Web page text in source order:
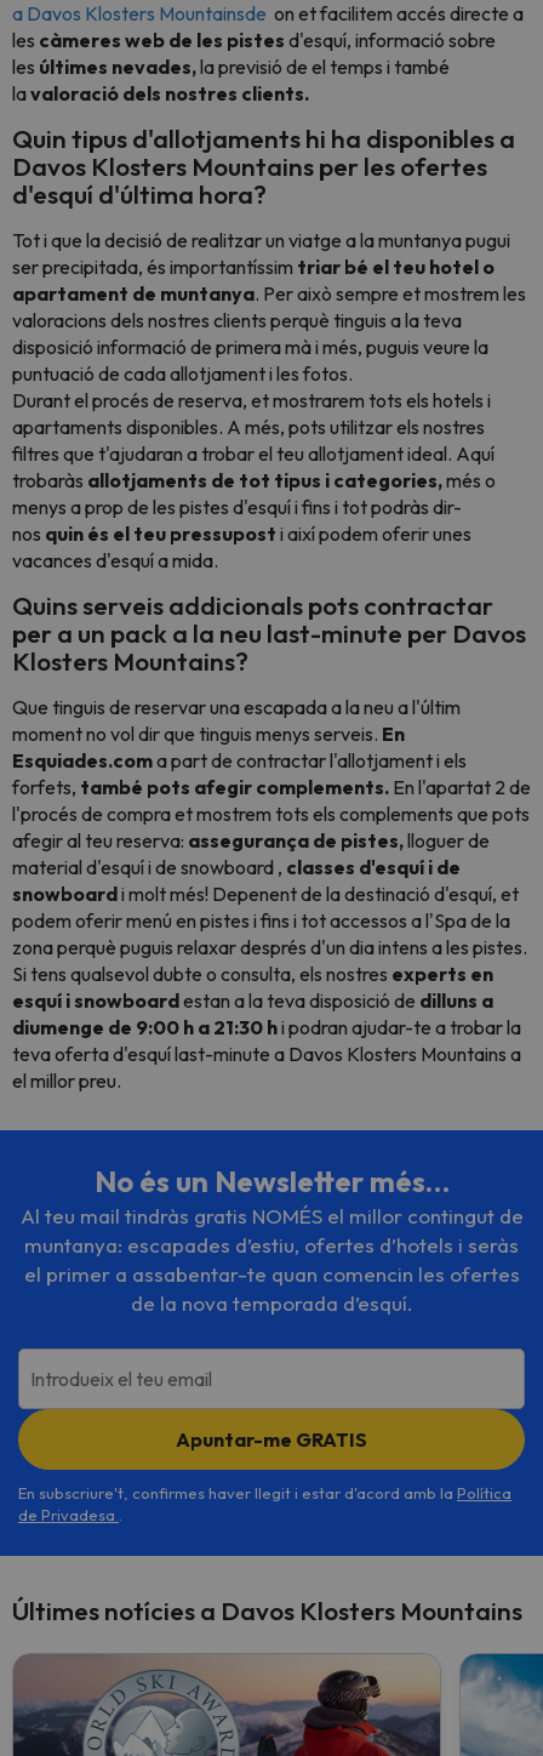
a Davos Klosters Mountainsde on et facilitem accés directe a
les càmeres web de les pistes d'esquí, informació sobre
les últimes nevades,la previsió de el temps i també
lavaloració dels nostres clients.
Quin tipus d'allotjaments hi ha disponibles a
Davos Klosters Mountains per les ofertes
d'esquí d'última hora?
Tot i que la decisió de realitzar un viatge a la muntanya pugui
ser precipitada, és importantíssim triar bé el teu hotel o
apartament de muntanya. Per això sempre et mostrem les
valoracions dels nostres clients perquè tinguis a la teva
disposició informació de primera mà i més, puguis veure la
puntuació de cada allotjament i les fotos.
Durant el procés de reserva, et mostrarem tots els hotels i
apartaments disponibles. A més, pots utilitzar els nostres
filtres que t'ajudaran a trobar el teu allotjament ideal. Aquí
trobaràs allotjaments de tot tipus i categories,més o
menys a prop de les pistes d'esquí i fins i tot podràs dir-
nos quin és el teu pressupost i així podem oferir unes
vacances d'esquí a mida.
Quins serveis addicionals pots contractar
per a un pack a la neu last-minute per Davos
Klosters Mountains?
Que tinguis de reservar una escapada a la neu a l'últim
moment no vol dir que tinguis menys serveis. En
Esquiades.coma part de contractar l'allotjament i els
forfets, també pots afegir complements. En l'apartat 2 de
l'procés de compra et mostrem tots els complements que pots
afegir al teu reserva: assegurança de pistes,lloguer de
material d'esquí i de snowboard , classes d'esquí i de
snowboardi molt més! Depenent de la destinació d'esquí, et
podem oferir menú en pistes i fins i tot accessos a l'Spa de la
zona perquè puguis relaxar després d'un dia intens a les pistes.
Si tens qualsevol dubte o consulta, els nostres experts en
esquí i snowboardestan a la teva disposició de dilluns a
diumenge de 9:00 h a 21:30 hi podran ajudar-te a trobar la
teva oferta d'esquí last-minute a Davos Klosters Mountains a
el millor preu.
No és un Newsletter més…
Al teu mail tindràs gratis NOMÉS el millor contingut de
muntanya: escapades d’estiu, ofertes d’hotels i seràs
el primer a assabentar-te quan comencin les ofertes
de la nova temporada d’esquí.
Introdueix el teu email
Apuntar-me GRATIS
En subscriure't, confirmes haver llegit i estar d'acord amb la Política
de Privadesa
Últimes notícies a Davos Klosters Mountains